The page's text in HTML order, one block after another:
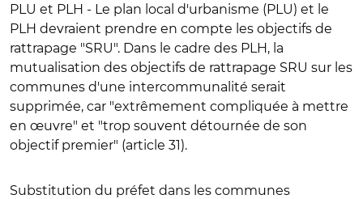
PLU et PLH - Le plan local d'urbanisme (PLU) et le
PLH devraient prendre en compte les objectifs de
rattrapage "SRU". Dans le cadre des PLH, la
mutualisation des objectifs de rattrapage SRU sur les
communes d'une intercommunalité serait
supprimée, car "extrêmement compliquée à mettre
en œuvre" et "trop souvent détournée de son
objectif premier" (article 31).
Substitution du préfet dans les communes